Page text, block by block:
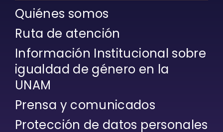
Quiénes somos
Ruta de atención
Información Institucional sobre
igualdad de género en la
UNAM
Prensa y comunicados
Protección de datos personales